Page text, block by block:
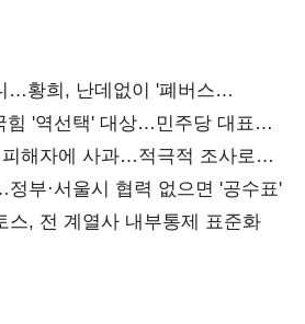
…황희, 난데없이 '폐버스
힘 '역선택' 대상…민주당 대표로
해자에 사과…적극적 조사로
부·서울시 협력 없으면 '공수표'
스, 전 계열사 내부통제 표준화